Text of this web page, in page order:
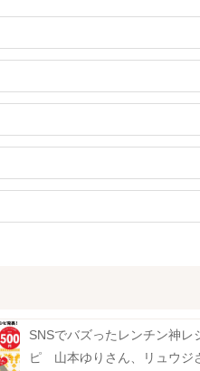
SNSでバズったレンチン神レ
ピ 山本ゆりさん、リュウジ